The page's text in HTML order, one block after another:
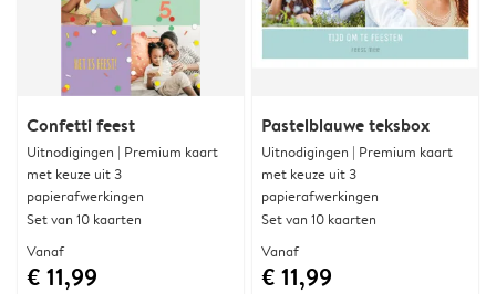
Confetti feest
Uitnodigingen | Premium kaart
met keuze uit 3
papierafwerkingen
Set van 10 kaarten
Vanaf
€ 11,99
Pastelblauwe teksbox
Uitnodigingen | Premium kaart
met keuze uit 3
papierafwerkingen
Set van 10 kaarten
Vanaf
€ 11,99